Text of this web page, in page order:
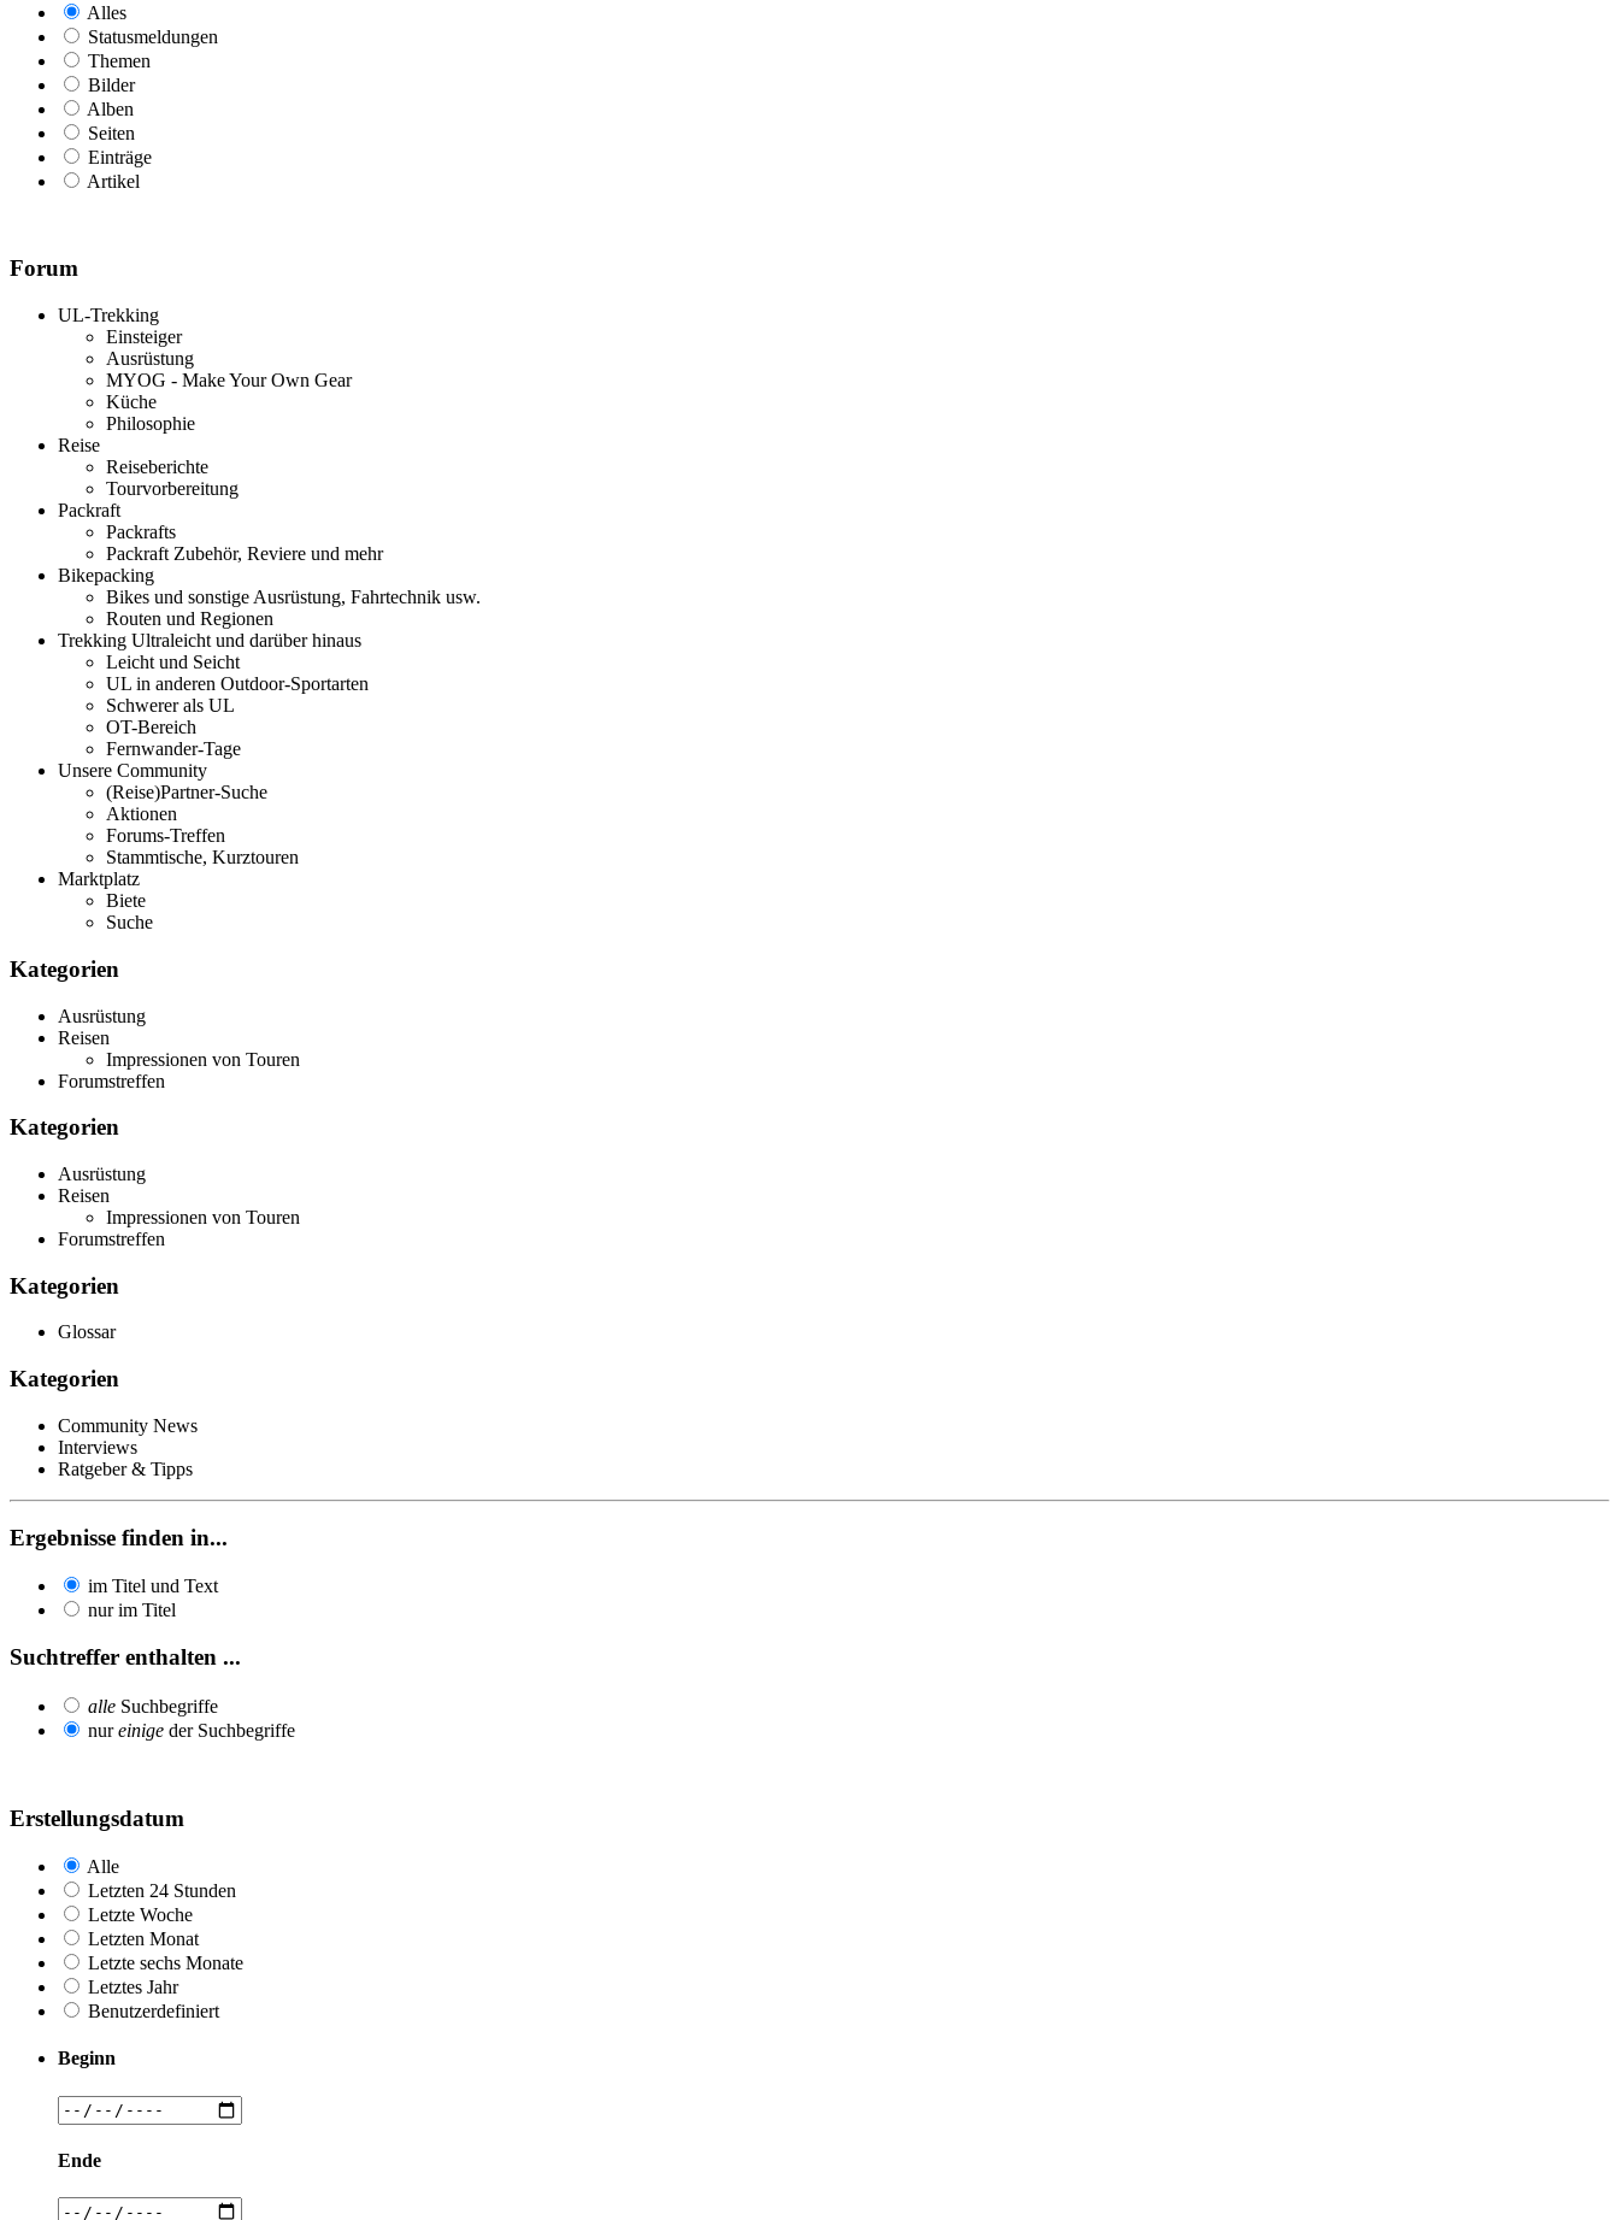
Alles
Statusmeldungen
Themen
Bilder
Alben
Seiten
Einträge
Artikel
Forum
UL-Trekking
Einsteiger
Ausrüstung
MYOG - Make Your Own Gear
Küche
Philosophie
Reise
Reiseberichte
Tourvorbereitung
Packraft
Packrafts
Packraft Zubehör, Reviere und mehr
Bikepacking
Bikes und sonstige Ausrüstung, Fahrtechnik usw.
Routen und Regionen
Trekking Ultraleicht und darüber hinaus
Leicht und Seicht
UL in anderen Outdoor-Sportarten
Schwerer als UL
OT-Bereich
Fernwander-Tage
Unsere Community
(Reise)Partner-Suche
Aktionen
Forums-Treffen
Stammtische, Kurztouren
Marktplatz
Biete
Suche
Kategorien
Ausrüstung
Reisen
Impressionen von Touren
Forumstreffen
Kategorien
Ausrüstung
Reisen
Impressionen von Touren
Forumstreffen
Kategorien
Glossar
Kategorien
Community News
Interviews
Ratgeber & Tipps
Ergebnisse finden in...
im Titel und Text
nur im Titel
Suchtreffer enthalten ...
alle Suchbegriffe
nureinige der Suchbegriffe
Erstellungsdatum
Alle
Letzten 24 Stunden
Letzte Woche
Letzten Monat
Letzte sechs Monate
Letztes Jahr
Benutzerdefiniert
Beginn
Ende